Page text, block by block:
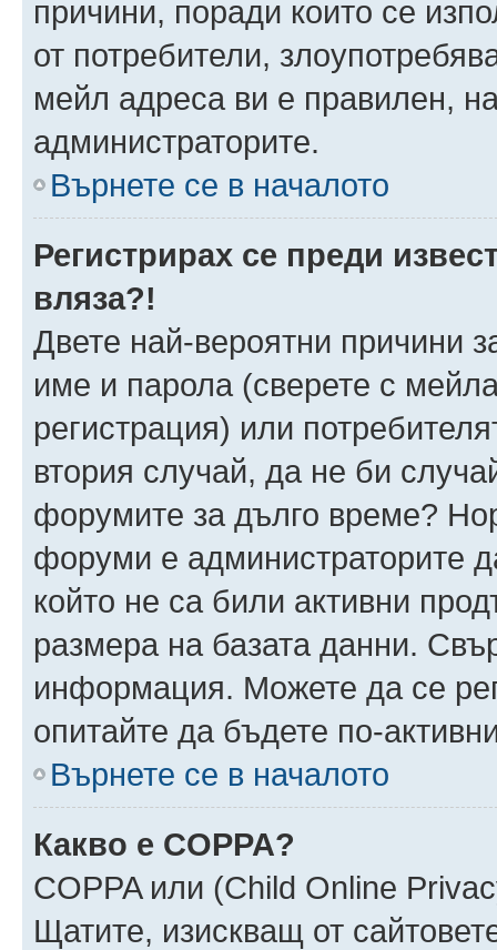
причини, поради които се
от потребители,
мейл адреса ви е правилен,
администраторите.
Върнете се в началото
Регистрирах се преди
вляза?!
Двете най-вероятни причини
име и парола (сверете с
регистрация) или
втория случай, да не би
форумите за дълго време?
форуми е администраторите
който не са били активни
размера на базата данни.
информация. Можете да се
опитайте да бъдете по-
Върнете се в началото
Какво е COPPA?
COPPA или (Child Online
Щатите, изискващ от